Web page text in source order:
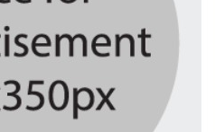
এখনো তাঁদের স্বজন...